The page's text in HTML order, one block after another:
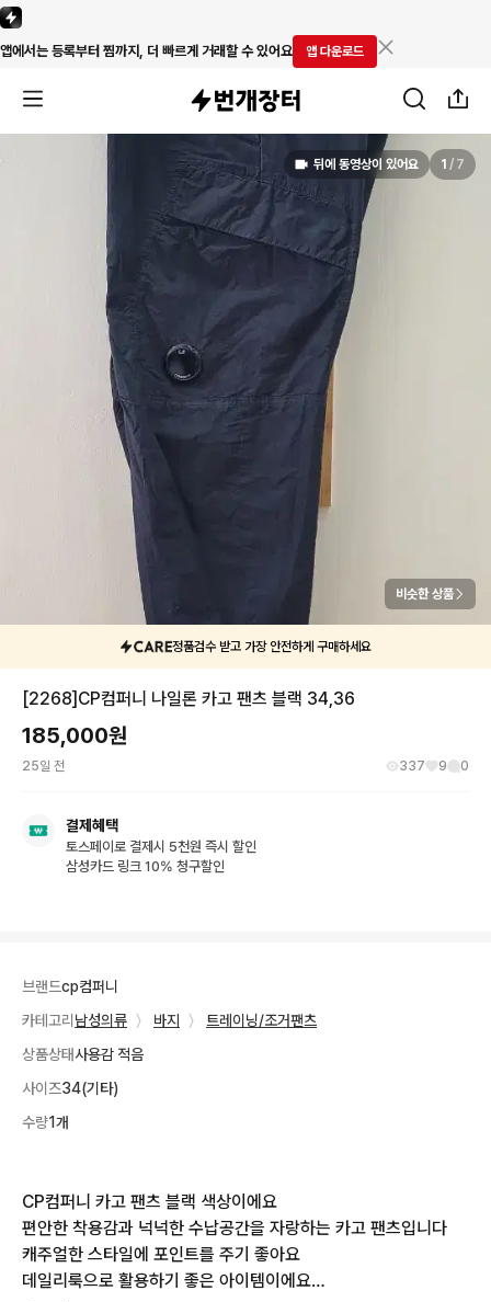
앱에서는 등록부터 찜까지, 더 빠르게 거래할 수 있어요 앱 다운로드
뒤에 동영상이 있어요 1 / 7
비슷한 상품
정품검수 받고 가장 안전하게 구매하세요
[2268]CP컴퍼니 나일론 카고 팬츠 블랙 34,36
185,000원
25일 전 337 9 0
결제혜택
토스페이로 결제시 5천원 즉시 할인
삼성카드 링크 10% 청구할인
브랜드cp컴퍼니
카테고리 남성의류 〉 바지 〉
트레이닝/조거팬츠
상품상태사용감 적음
사이즈34(기타)
수량1개
CP컴퍼니 카고 팬츠 블랙 색상이에요
편안한 착용감과 넉넉한 수납공간을 자랑하는 카고 팬츠입니다
캐주얼한 스타일에 포인트를 주기 좋아요
데일리룩으로 활용하기 좋은 아이템이에요